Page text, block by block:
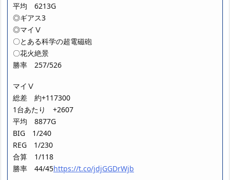
平均 6213G
◎ギアス3
◎マイⅤ
〇とある科学の超電磁砲
〇花火絶景
勝率 257/526
マイⅤ
総差 約+117300
1台あたり +2607
平均 8877G
BIG 1/240
REG 1/230
合算 1/118
勝率 44/45https://t.co/jdjGGDrWjb